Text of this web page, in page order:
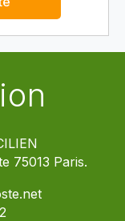
75013 Paris.